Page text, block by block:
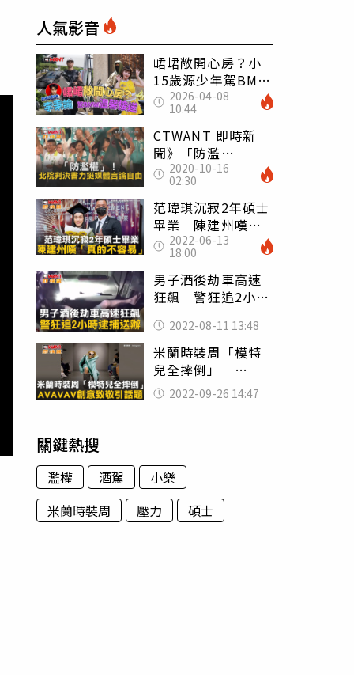
人氣影音
峮峮敞開心房？小
15歲源少年駕BMW
接送回香閨
2026-04-08
10:44
CTWANT 即時新
聞》「防濫
權」！ 北院判決
書力挺媒體言論自
由
2020-10-16
02:30
范瑋琪沉寂2年碩士
畢業 陳建州嘆
「真的不容易」
2022-06-13
18:00
男子酒後劫車高速
狂飆 警狂追2小時
2022-08-11 13:48
米蘭時裝周「模特
兒全摔倒」
AVAVAV創意致敬引
話題
2022-09-26 14:47
關鍵熱搜
濫權 酒駕
小樂
米蘭時裝周
壓力 碩士